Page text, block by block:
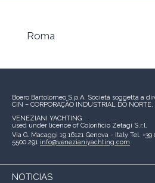
Roma
Boero Bartolomeo S.p.A. Società soggetta a
CIN – CORPORAÇÃO INDUSTRIAL DO NORTE,
VENEZIANI YACHTING
used under licence of Colorificio Zetagi S.r.l.
Via G. Macaggi 19 16121 Genova - Italy Tel. +39
5500.291 info@venezianiyachting.com
NOTICIAS